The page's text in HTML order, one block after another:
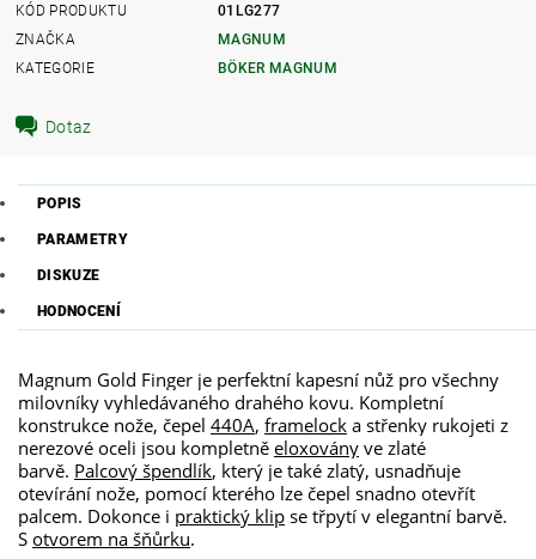
KÓD PRODUKTU
01LG277
ZNAČKA
MAGNUM
KATEGORIE
BÖKER MAGNUM
Dotaz
POPIS
PARAMETRY
DISKUZE
HODNOCENÍ
Magnum Gold Finger je perfektní kapesní nůž pro všechny
milovníky vyhledávaného drahého kovu. Kompletní
konstrukce nože, čepel 440A, framelock a střenky rukojeti z
nerezové oceli jsou kompletně eloxovány ve zlaté
barvě. Palcový špendlík, který je také zlatý, usnadňuje
otevírání nože, pomocí kterého lze čepel snadno otevřít
palcem. Dokonce i praktický klip se třpytí v elegantní barvě.
S otvorem na šňůrku.